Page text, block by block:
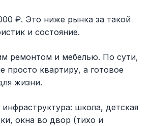
₽. Это ниже рынка за такой
и состояние.
ремонтом и мебелью. По сути,
просто квартиру, а готовое
жизни.
школа, детская
окна во двор (тихо и